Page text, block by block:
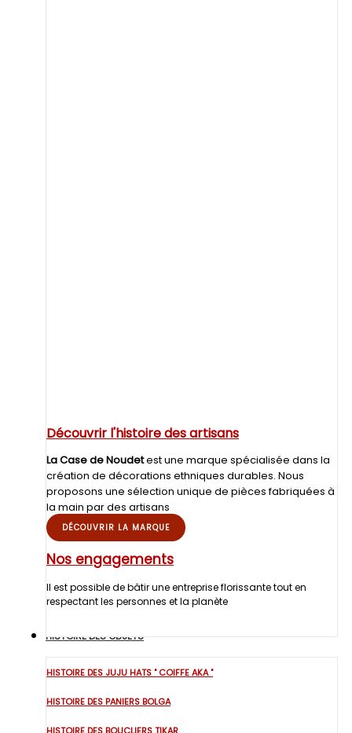
Découvrir l'histoire des artisans
La Case de Noudetest une marque spécialisée dans la
création de décorations ethniques durables. Nous
proposons une sélection unique de pièces fabriquées à
la main par des artisans
DÉCOUVRIR LA MARQUE
Nos engagements
Il est possible de bâtir une entreprise florissante tout en
respectant les personnes et la planète
HISTOIRE DES OBJETS
HISTOIRE DES JUJU HATS " COIFFE AKA "
HISTOIRE DES PANIERS BOLGA